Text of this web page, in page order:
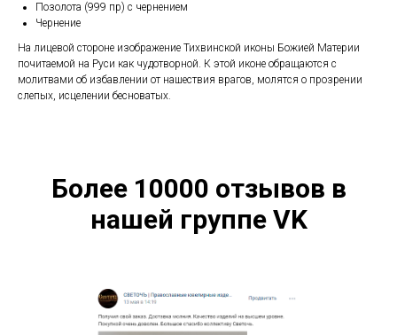
Позолота (999 пр) с чернением
Чернение
На лицевой стороне изображение Тихвинской иконы Божией Материи
почитаемой на Руси как чудотворной. К этой иконе обращаются с
молитвами об избавлении от нашествия врагов, молятся о прозрении
слепых, исцелении бесноватых.
Более 10000 отзывов в
нашей группе VK